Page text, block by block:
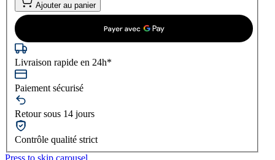
Ajouter au panier
Livraison rapide en 24h*
Paiement sécurisé
Retour sous 14 jours
Contrôle qualité strict